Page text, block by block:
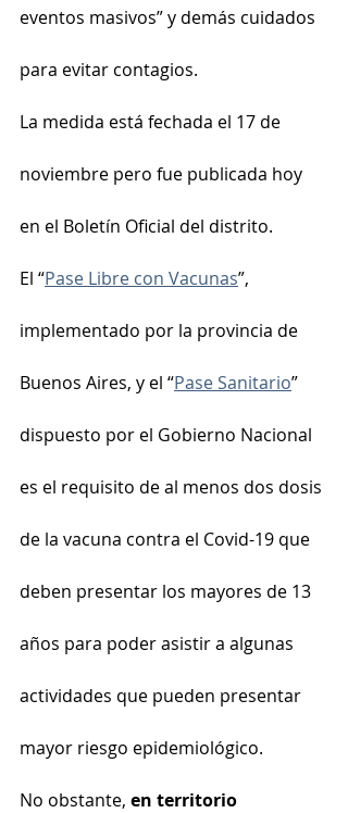
eventos masivos” y demás cuidados
para evitar contagios.
La medida está fechada el 17 de
noviembre pero fue publicada hoy
en el Boletín Oficial del distrito.
El “Pase Libre con Vacunas”,
implementado por la provincia de
Buenos Aires, y el “Pase Sanitario”
dispuesto por el Gobierno Nacional
es el requisito de al menos dos dosis
de la vacuna contra el Covid-19 que
deben presentar los mayores de 13
años para poder asistir a algunas
actividades que pueden presentar
mayor riesgo epidemiológico.
No obstante, en territorio